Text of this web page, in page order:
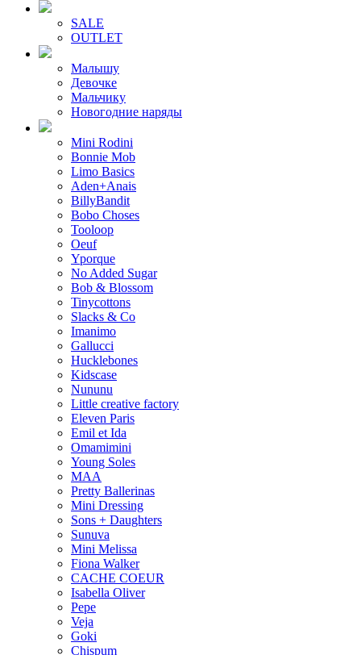
SALE
OUTLET
Малышу
Девочке
Мальчику
Новогодние наряды
Mini Rodini
Bonnie Mob
Limo Basics
Aden+Anais
BillyBandit
Bobo Choses
Tooloop
Oeuf
Yporque
No Added Sugar
Bob & Blossom
Tinycottons
Slacks & Co
Imanimo
Gallucci
Hucklebones
Kidscase
Nununu
Little creative factory
Eleven Paris
Emil et Ida
Omamimini
Young Soles
MAA
Pretty Ballerinas
Mini Dressing
Sons + Daughters
Sunuva
Mini Melissa
Fiona Walker
CACHE COEUR
Isabella Oliver
Pepe
Veja
Goki
Chispum